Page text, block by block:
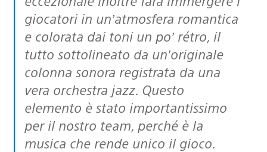
giocatori in un’atmosfera romantica
e colorata dai toni un po’ rétro, il
tutto sottolineato da un’originale
colonna sonora registrata da una
vera orchestra jazz. Questo
elemento è stato importantissimo
per il nostro team, perché è la
musica che rende unico il gioco.